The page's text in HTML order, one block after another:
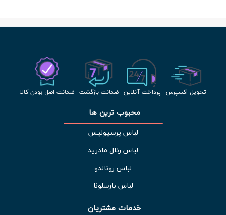
تحویل اکسپرس پرداخت آنلاین ضمانت بازگشت ضمانت اصل بودن کالا
محبوب ترین ها
لباس پرسپولیس
لباس رئال مادرید
لباس رونالدو
لباس بارسلونا
خدمات مشتریان